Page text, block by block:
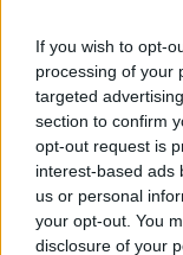
If you wish to opt-
processing of your
targeted
section to confirm
opt-out request is
interest-based ads
us or personal
your opt-out. You
disclosure of your
A SZOL24
Egy telefonhívást
férfit
A Tisza kormány